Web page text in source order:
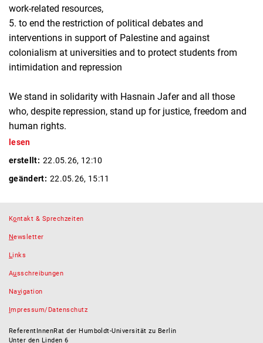
work-related resources,
5. to end the restriction of political debates and
interventions in support of Palestine and against
colonialism at universities and to protect students from
intimidation and repression
We stand in solidarity with Hasnain Jafer and all those
who, despite repression, stand up for justice, freedom and
human rights.
lesen
erstellt: 22.05.26, 12:10
geändert: 22.05.26, 15:11
Kontakt & Sprechzeiten
Newsletter
Links
Ausschreibungen
Navigation
Impressum/Datenschutz
ReferentInnenRat der Humboldt-Universität zu Berlin
Unter den Linden 6